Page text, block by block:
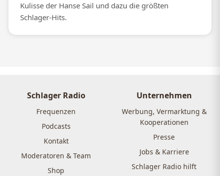
Kulisse der Hanse Sail und dazu die größten
Schlager-Hits.
Schlager Radio
Frequenzen
Podcasts
Kontakt
Moderatoren & Team
Shop
Unternehmen
Werbung, Vermarktung &
Kooperationen
Presse
Jobs & Karriere
Schlager Radio hilft